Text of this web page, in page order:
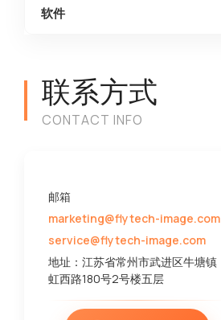
软件
联系方式
CONTACT INFO
邮箱
marketing@flytech-image.com
service@flytech-image.com
地址：江苏省常州市武进区牛塘镇
虹西路180号2号楼五层